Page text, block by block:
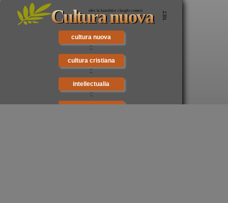
cultura nuova
::
cultura cristiana
::
intellectualia
::